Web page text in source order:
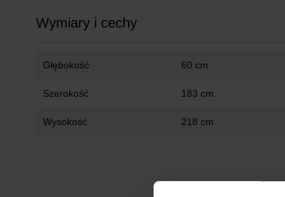
Wymiary i cechy
Głębokość 60 cm
Szerokość 183 cm
Wysokość 218 cm